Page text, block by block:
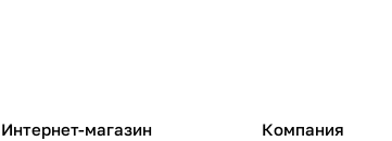
Интернет-магазин Компания